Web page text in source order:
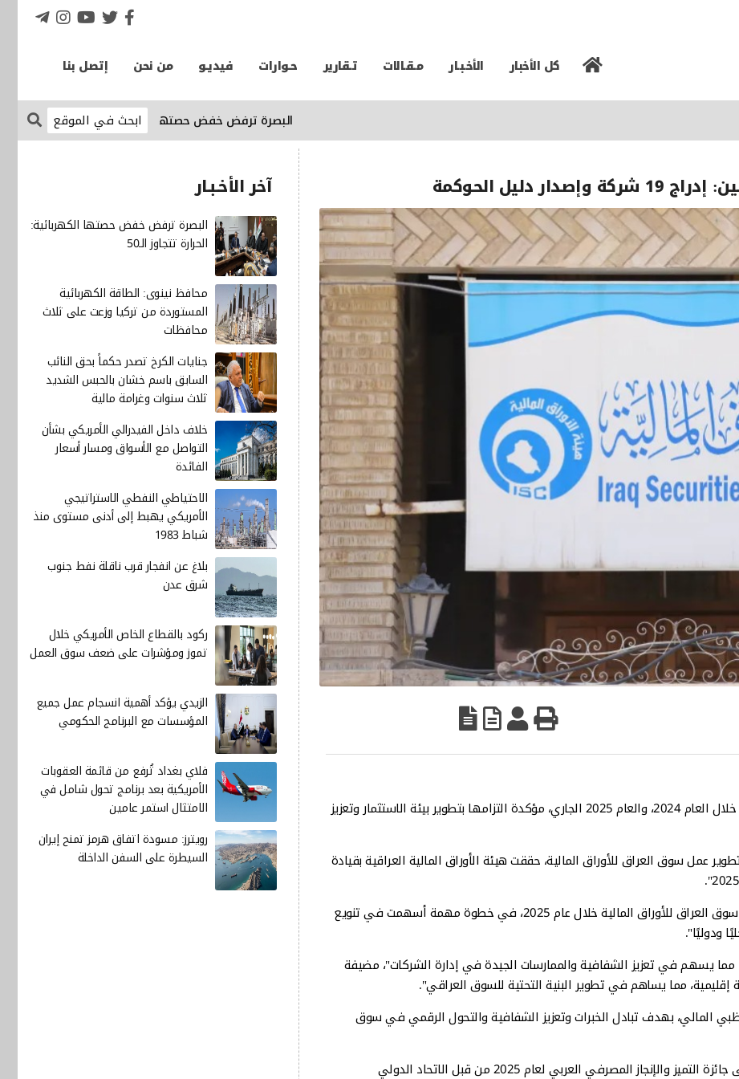
كل الأخبار الأخـبـار مـقـالات تـقارير حـوارات فيديـو من نحن إتصل بنا
البصرة ترفض خفض حصتها الكهربائية: الحرارة تتجاوز الـ50
دليل الحوكمة
فصلت هيئة الأوراق المالية، اليوم الأربعاء، إنجازاتها المتحققة خلال العام 2024، والعام 2025 الجاري، مؤكدة التزامها بتطوير بيئة الاستثمار وتعزيز
عمل سوق العراق للأوراق المالية، حققت هيئة الأوراق المالية العراقية بقيادة
وأضافت الهيئة، أنها "عملت على إدراج 19 شركة جديدة في سوق العراق للأوراق المالية خلال عام 2025، في خطوة مهمة أسهمت في تنويع
ودوليًا".
مما يسهم في تعزيز الشفافية والممارسات الجيدة في إدارة الشركات"، مضيفة
مما يساهم في تطوير البنية التحتية للسوق العراقي".
المالي، بهدف تبادل الخبرات وتعزيز الشفافية والتحول الرقمي في سوق
وأضافت الهيئة، أن " هيئة الأوراق المالية العراقية حصلت على جائزة التميز والإنجاز المصرفي العربي لعام 2025 من قبل الاتحاد الدولي
آخر الأخـبـار
البصرة ترفض خفض حصتها الكهربائية:
الحرارة تتجاوز الـ50
محافظ نينوى: الطاقة الكهربائية
المستوردة من تركيا وزعت على ثلاث
محافظات
جنايات الكرخ تصدر حكماً بحق النائب
السابق باسم خشان بالحبس الشديد
ثلاث سنوات وغرامة مالية
خلاف داخل الفيدرالي الأمريكي بشأن
التواصل مع الأسواق ومسار أسعار
الفائدة
الاحتياطي النفطي الاستراتيجي
الأمريكي يهبط إلى أدنى مستوى منذ
شباط 1983
بلاغ عن انفجار قرب ناقلة نفط جنوب
شرق عدن
ركود بالقطاع الخاص الأمريكي خلال
تموز ومؤشرات على ضعف سوق العمل
الزيدي يؤكد أهمية انسجام عمل جميع
المؤسسات مع البرنامج الحكومي
فلاي بغداد تُرفع من قائمة العقوبات
الأمريكية بعد برنامج تحول شامل في
الامتثال استمر عامين
رويترز: مسودة اتفاق هرمز تمنح إيران
السيطرة على السفن الداخلة